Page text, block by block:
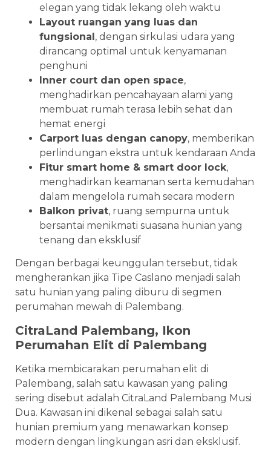
elegan yang tidak lekang oleh waktu
Layout ruangan yang luas dan
fungsional, dengan sirkulasi udara yang
dirancang optimal untuk kenyamanan
penghuni
Inner court dan open space,
menghadirkan pencahayaan alami yang
membuat rumah terasa lebih sehat dan
hemat energi
Carport luas dengan canopy, memberikan
perlindungan ekstra untuk kendaraan Anda
Fitur smart home & smart door lock,
menghadirkan keamanan serta kemudahan
dalam mengelola rumah secara modern
Balkon privat, ruang sempurna untuk
bersantai menikmati suasana hunian yang
tenang dan eksklusif
Dengan berbagai keunggulan tersebut, tidak
mengherankan jika Tipe Caslano menjadi salah
satu hunian yang paling diburu di segmen
perumahan mewah di Palembang.
CitraLand Palembang, Ikon
Perumahan Elit di Palembang
Ketika membicarakan perumahan elit di
Palembang, salah satu kawasan yang paling
sering disebut adalah CitraLand Palembang Musi
Dua. Kawasan ini dikenal sebagai salah satu
hunian premium yang menawarkan konsep
modern dengan lingkungan asri dan eksklusif.